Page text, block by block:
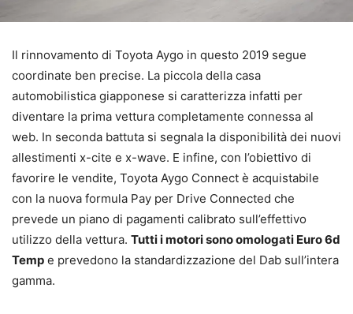
Il rinnovamento di Toyota Aygo in questo 2019 segue
coordinate ben precise. La piccola della casa
automobilistica giapponese si caratterizza infatti per
diventare la prima vettura completamente connessa al
web. In seconda battuta si segnala la disponibilità dei nuovi
allestimenti x-cite e x-wave. E infine, con l’obiettivo di
favorire le vendite, Toyota Aygo Connect è acquistabile
con la nuova formula Pay per Drive Connected che
prevede un piano di pagamenti calibrato sull’effettivo
utilizzo della vettura. Tutti i motori sono omologati Euro 6d
Temp e prevedono la standardizzazione del Dab sull’intera
gamma.